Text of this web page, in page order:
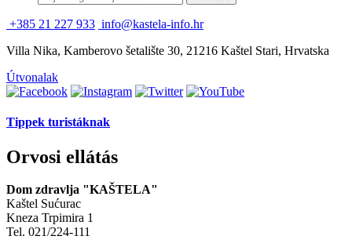
+385 21 227 933 info@kastela-info.hr
Villa Nika, Kamberovo šetalište 30, 21216 Kaštel Stari, Hrvatska
Útvonalak
Tippek turistáknak
Orvosi ellátás
Dom zdravlja "KAŠTELA"
Kaštel Sućurac
Kneza Trpimira 1
Tel. 021/224-111